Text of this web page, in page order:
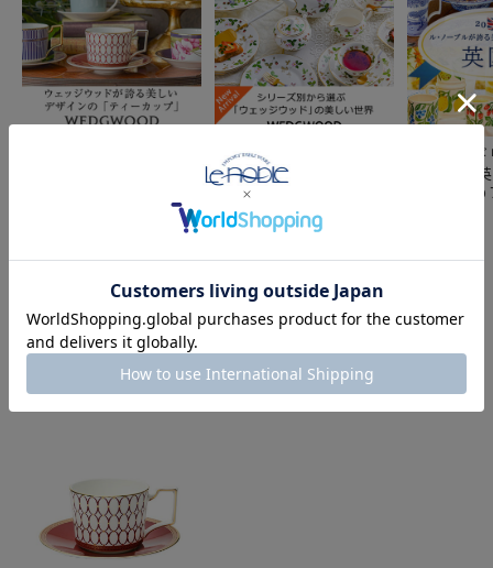
シリーズ別から選ぶ「ウ
ェッジウッド」の美しい
世界
憧れのイ
ド食器 「
～おすす
COMPONENT PRODUCTS
このセットの構成商品